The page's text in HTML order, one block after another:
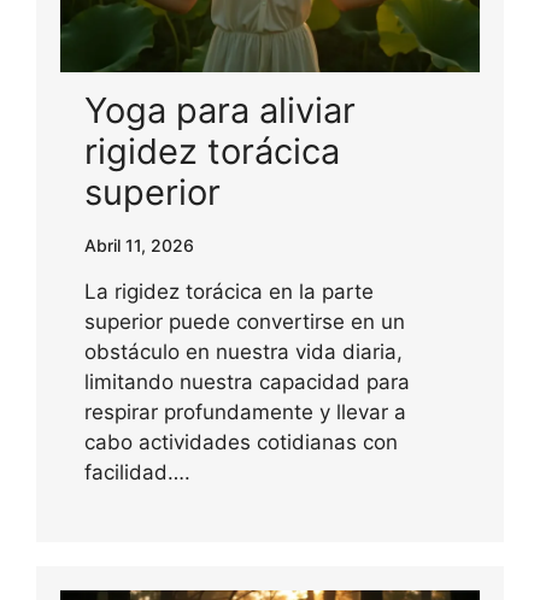
Yoga para aliviar
rigidez torácica
superior
Abril 11, 2026
La rigidez torácica en la parte
superior puede convertirse en un
obstáculo en nuestra vida diaria,
limitando nuestra capacidad para
respirar profundamente y llevar a
cabo actividades cotidianas con
facilidad….